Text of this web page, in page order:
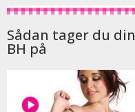
Sådan tager du din
BH på